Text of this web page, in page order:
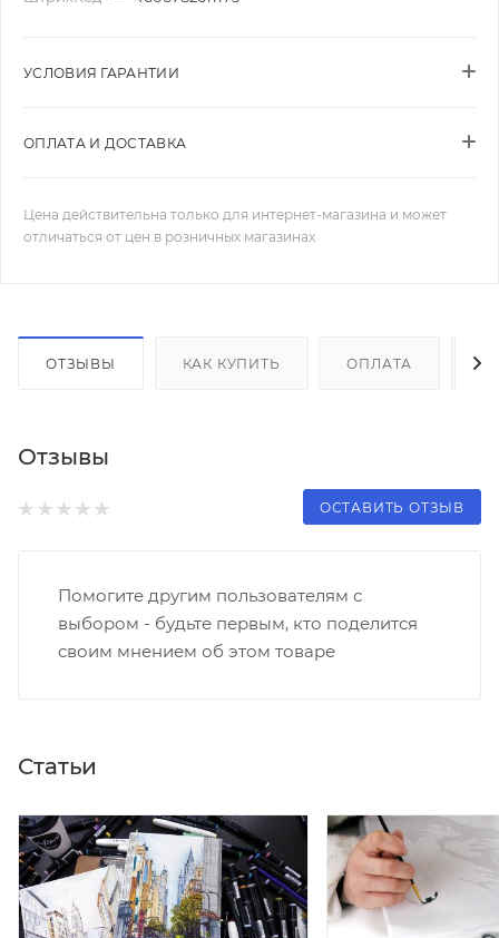
УСЛОВИЯ ГАРАНТИИ
ОПЛАТА И ДОСТАВКА
Цена действительна только для интернет-магазина и может
отличаться от цен в розничных магазинах
ОТЗЫВЫ КАК КУПИТЬ ОПЛАТА
Отзывы
ОСТАВИТЬ ОТЗЫВ
Помогите другим пользователям с
выбором - будьте первым, кто поделится
своим мнением об этом товаре
Статьи